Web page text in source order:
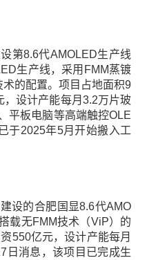
第8.6代AMOLED生产线
生产线，采用FMM蒸镀
的配置。项目占地面积9
设计产能每月3.2万片玻
平板电脑等高端触控OLE
于2025年5月开始搬入工
设的合肥国显8.6代AMO
载无FMM技术（ViP）的
550亿元，设计产能每月
日消息，该项目已完成生